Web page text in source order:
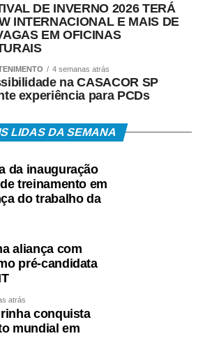
DE INVERNO 2026 TERÁ
INTERNACIONAL E MAIS DE
EM OFICINAS
4 semanas atrás
na CASACOR SP
experiência para PCDs
LIDAS DA SEMANA
da inauguração
treinamento em
do trabalho da
aliança com
pré-candidata
atrás
conquista
mundial em